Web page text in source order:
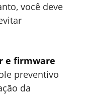
você deve
e firmware
preventivo
da